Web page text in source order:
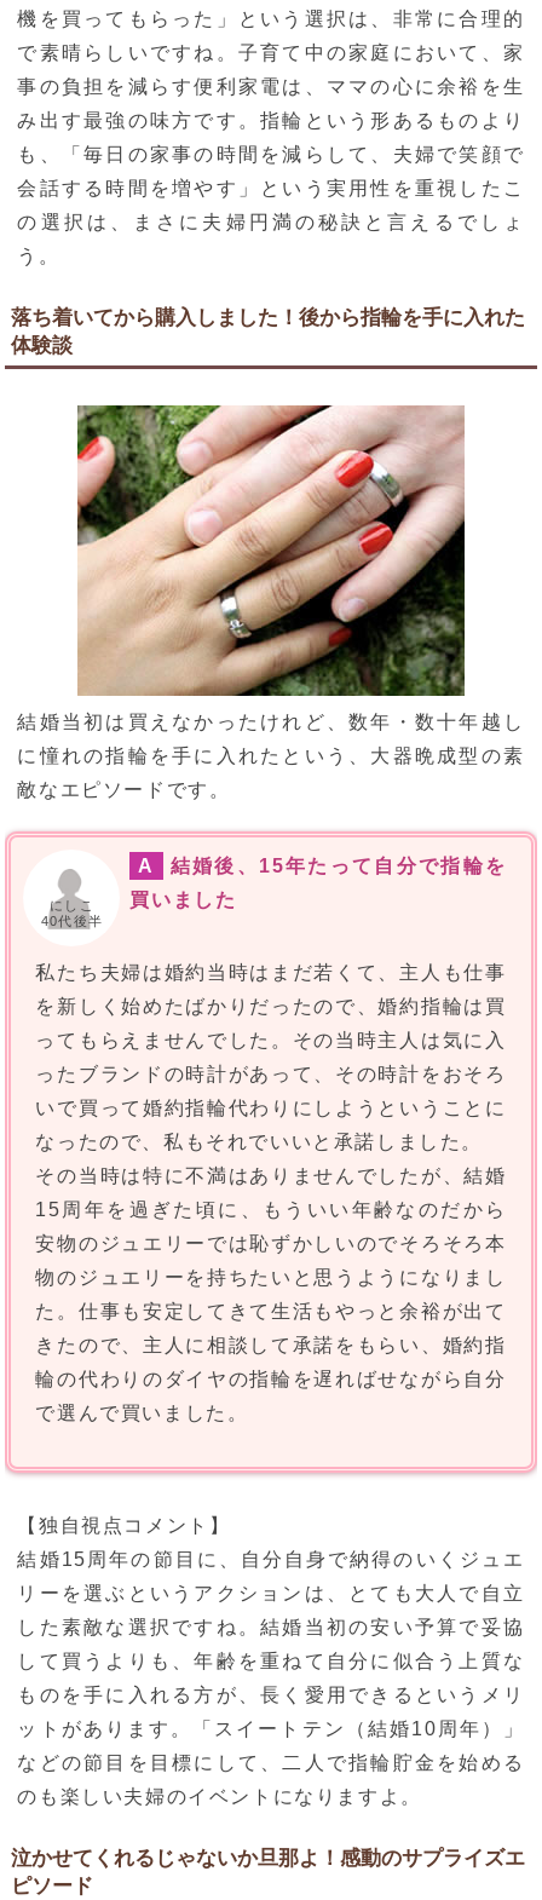
機を買ってもらった」という選択は、非常に合理的
で素晴らしいですね。子育て中の家庭において、家
事の負担を減らす便利家電は、ママの心に余裕を生
み出す最強の味方です。指輪という形あるものより
も、「毎日の家事の時間を減らして、夫婦で笑顔で
会話する時間を増やす」という実用性を重視したこ
の選択は、まさに夫婦円満の秘訣と言えるでしょ
う。
落ち着いてから購入しました！後から指輪を手に入れた
体験談
結婚当初は買えなかったけれど、数年・数十年越し
に憧れの指輪を手に入れたという、大器晩成型の素
敵なエピソードです。
にしこ
40代後半
A
結婚後、15年たって自分で指輪を
買いました
私たち夫婦は婚約当時はまだ若くて、主人も仕事
を新しく始めたばかりだったので、婚約指輪は買
ってもらえませんでした。その当時主人は気に入
ったブランドの時計があって、その時計をおそろ
いで買って婚約指輪代わりにしようということに
なったので、私もそれでいいと承諾しました。
その当時は特に不満はありませんでしたが、結婚
15周年を過ぎた頃に、もういい年齢なのだから
安物のジュエリーでは恥ずかしいのでそろそろ本
物のジュエリーを持ちたいと思うようになりまし
た。仕事も安定してきて生活もやっと余裕が出て
きたので、主人に相談して承諾をもらい、婚約指
輪の代わりのダイヤの指輪を遅ればせながら自分
で選んで買いました。
【独自視点コメント】
結婚15周年の節目に、自分自身で納得のいくジュエ
リーを選ぶというアクションは、とても大人で自立
した素敵な選択ですね。結婚当初の安い予算で妥協
して買うよりも、年齢を重ねて自分に似合う上質な
ものを手に入れる方が、長く愛用できるというメリ
ットがあります。「スイートテン（結婚10周年）」
などの節目を目標にして、二人で指輪貯金を始める
のも楽しい夫婦のイベントになりますよ。
泣かせてくれるじゃないか旦那よ！感動のサプライズエ
ピソード